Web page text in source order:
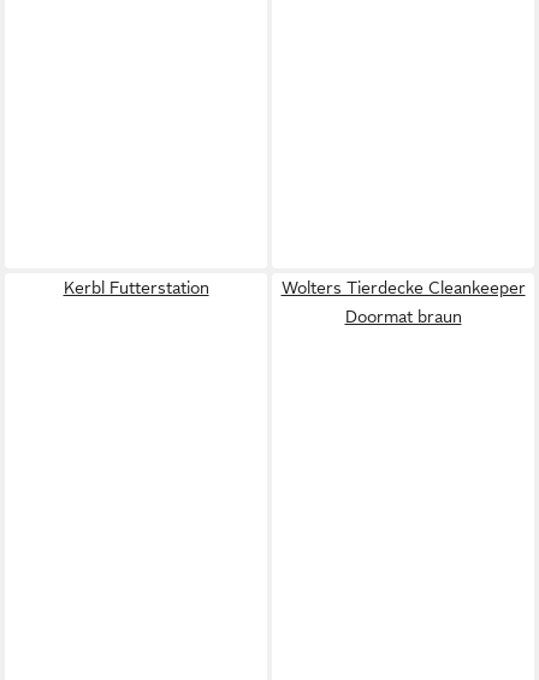
Kerbl Futterstation
Wolters Tierdecke Cleankeeper
Doormat braun